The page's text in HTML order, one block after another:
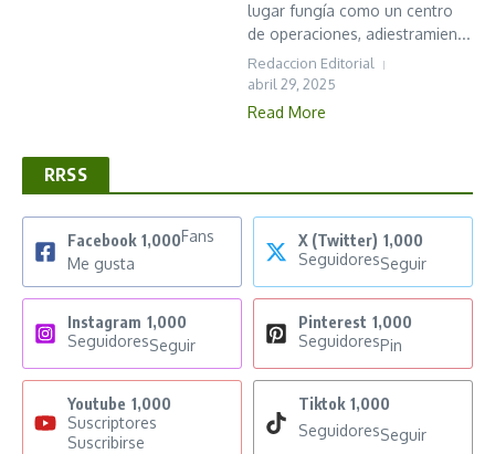
lugar fungía como un centro
de operaciones, adiestramien...
Redaccion Editorial
abril 29, 2025
Read More
RRSS
Facebook 1,000Fans
Me gusta
X (Twitter) 1,000
SeguidoresSeguir
Instagram 1,000
SeguidoresSeguir
Pinterest 1,000
SeguidoresPin
Youtube 1,000
Suscriptores
Suscribirse
Tiktok 1,000
SeguidoresSeguir